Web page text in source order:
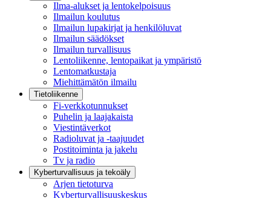
Ilma-alukset ja lentokelpoisuus
Ilmailun koulutus
Ilmailun lupakirjat ja henkilöluvat
Ilmailun säädökset
Ilmailun turvallisuus
Lentoliikenne, lentopaikat ja ympäristö
Lentomatkustaja
Miehittämätön ilmailu
Tietoliikenne
Fi-verkkotunnukset
Puhelin ja laajakaista
Viestintäverkot
Radioluvat ja -taajuudet
Postitoiminta ja jakelu
Tv ja radio
Kyberturvallisuus ja tekoäly
Arjen tietoturva
Kyberturvallisuuskeskus